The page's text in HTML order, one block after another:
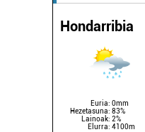
Hondarribia
Euria: 0mm
Hezetasuna: 83%
Lainoak: 2%
Elurra: 4100m